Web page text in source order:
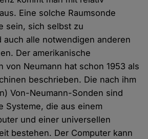
Eine solche Raumsonde
sein, sich selbst zu
auch alle notwendigen anderen
Der amerikanische
von Neumann hat schon 1953 als
beschrieben. Die nach ihm
Von-Neumann-Sonden sind
Systeme, die aus einem
und einer universellen
bestehen. Der Computer kann